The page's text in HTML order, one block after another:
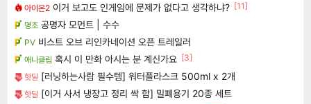
아이온2 이거 보고도 인게임에 문제가 없다고 생각하냐? [11]
명조 공명자 모먼트 | 수수
PV 비스트 오브 리인카네이션 오픈 트레일러
애니클립 혹시 이 만화 아시는 분 계신가요 [3]
핫딜 [러닝하는사람 필수템] 워터플라스크 500ml x 2개
핫딜 [이거 사서 냉장고 정리 싹 함] 밀폐용기 20종 세트